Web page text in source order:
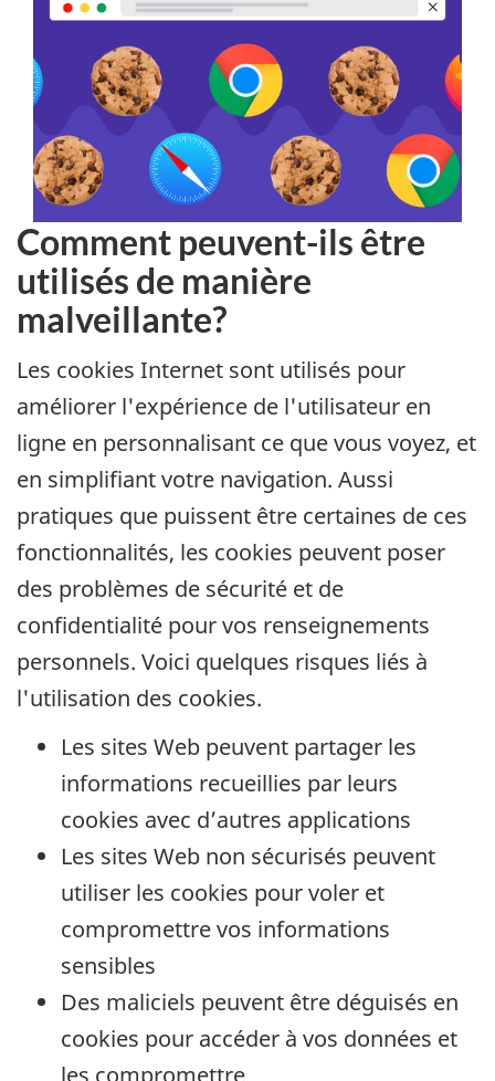
Comment peuvent-ils être
utilisés de manière
malveillante?
Les cookies Internet sont utilisés pour
améliorer l'expérience de l'utilisateur en
ligne en personnalisant ce que vous voyez, et
en simplifiant votre navigation. Aussi
pratiques que puissent être certaines de ces
fonctionnalités, les cookies peuvent poser
des problèmes de sécurité et de
confidentialité pour vos renseignements
personnels. Voici quelques risques liés à
l'utilisation des cookies.
Les sites Web peuvent partager les
informations recueillies par leurs
cookies avec d’autres applications
Les sites Web non sécurisés peuvent
utiliser les cookies pour voler et
compromettre vos informations
sensibles
Des maliciels peuvent être déguisés en
cookies pour accéder à vos données et